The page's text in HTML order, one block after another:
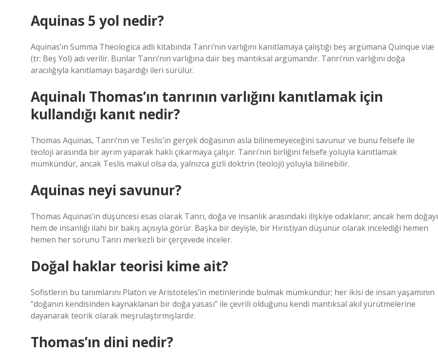
Aquinas 5 yol nedir?
Aquinas’ın Summa Theologica adlı kitabında Tanrı’nın varlığını kanıtlamaya çalıştığı beş argümana Quinque viæ
(tr: Beş Yol) adı verilir. Bunlar Tanrı’nın varlığına dair beş mantıksal argümandır. Tanrı’nın varlığını doğa
aracılığıyla kanıtlamayı başardığı ileri sürülür.
Aquinalı Thomas’ın tanrının varlığını kanıtlamak için
kullandığı kanıt nedir?
Thomas Aquinas, Tanrı’nın ve Teslis’in gerçek doğasının asla bilinemeyeceğini savunur ve bunu felsefe ile
teoloji arasında bir ayrım yaparak haklı çıkarmaya çalışır. Tanrı’nın birliğini felsefe yoluyla kanıtlamak
mümkündür, ancak Teslis makul olsa da, yalnızca gizli doktrin (teoloji) yoluyla bilinebilir.
Aquinas neyi savunur?
Thomas Aquinas’ın düşüncesi esas olarak Tanrı, doğa ve insanlık arasındaki ilişkiye odaklanır; ancak hem doğayı
hem de insanlığı ilahi bir bakış açısıyla görür. Başka bir deyişle, bir Hıristiyan düşünür olarak incelediği hemen
hemen her sorunu Tanrı merkezli bir çerçevede inceler.
Doğal haklar teorisi kime ait?
Sofistlerin bu tanımlarını Platon ve Aristoteles’in metinlerinde bulmak mümkündür; her ikisi de insan yaşamının
“doğanın kendisinden kaynaklanan bir doğa yasası” ile çevrili olduğunu kendi mantıksal akıl yürütmelerine
dayanarak teorik olarak meşrulaştırmışlardır.
Thomas’ın dini nedir?